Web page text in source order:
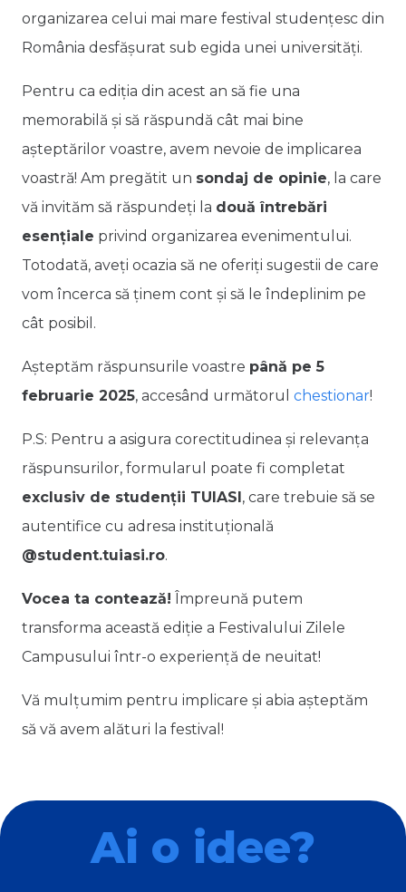
organizarea celui mai mare festival studențesc din
România desfășurat sub egida unei universități.
Pentru ca ediția din acest an să fie una
memorabilă și să răspundă cât mai bine
așteptărilor voastre, avem nevoie de implicarea
voastră! Am pregătit un sondaj de opinie, la care
vă invităm să răspundeți la două întrebări
esențiale privind organizarea evenimentului.
Totodată, aveți ocazia să ne oferiți sugestii de care
vom încerca să ținem cont și să le îndeplinim pe
cât posibil.
Așteptăm răspunsurile voastre până pe 5
februarie 2025, accesând următorul chestionar!
P.S: Pentru a asigura corectitudinea și relevanța
răspunsurilor, formularul poate fi completat
exclusiv de studenții TUIASI, care trebuie să se
autentifice cu adresa instituțională
@student.tuiasi.ro.
Vocea ta contează! Împreună putem
transforma această ediție a Festivalului Zilele
Campusului într-o experiență de neuitat!
Vă mulțumim pentru implicare și abia așteptăm
să vă avem alături la festival!
Ai o idee?